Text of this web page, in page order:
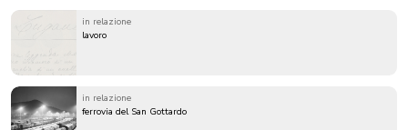
in relazione
lavoro
in relazione
ferrovia del San Gottardo